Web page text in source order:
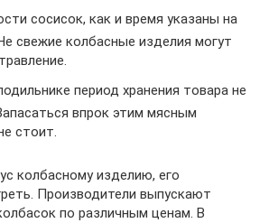
сосисок, как и время указаны на
свежие колбасные изделия могут
период хранения товара не
впрок этим мясным
стоит.
колбасному изделию, его
Производители выпускают
по различным ценам. В